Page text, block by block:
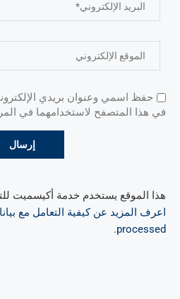
حفظ اسمي وعنوان بريدي
في هذا المتصفح لاستخدامهما في
هذا الموقع يستخدم خدمة أكيسميت
اعرف المزيد عن كيفية التعامل مع
processed
.